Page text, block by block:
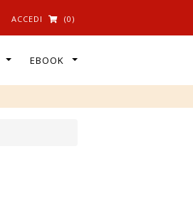
ACCEDI (0)
EBOOK